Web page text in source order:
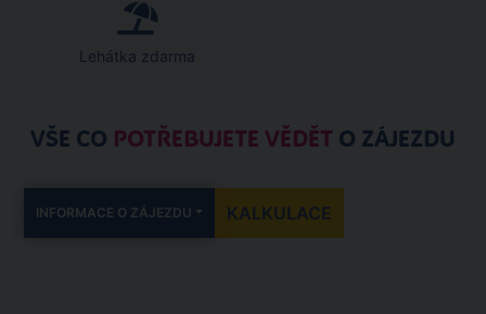
Lehátka zdarma
VŠE CO POTŘEBUJETE VĚDĚT O ZÁJEZDU
INFORMACE O ZÁJEZDU KALKULACE